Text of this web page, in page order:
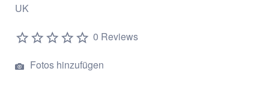
UK
0 Reviews
Fotos hinzufügen